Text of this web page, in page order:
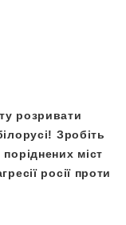
розривати
Зробіть
міст
росії проти